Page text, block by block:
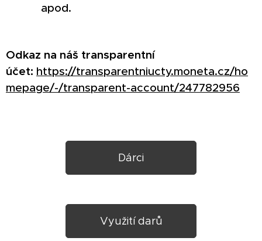
apod.
Odkaz na náš transparentní
účet: https://transparentniucty.moneta.cz/ho
mepage/-/transparent-account/247782956
Dárci
Využití darů